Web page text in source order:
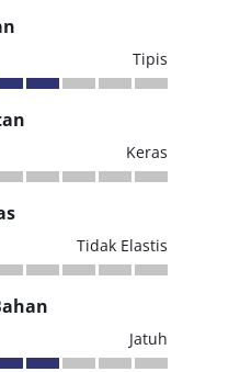
Tipis
Keras
Tidak Elastis
Jatuh